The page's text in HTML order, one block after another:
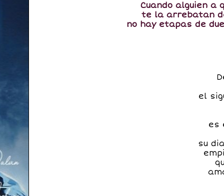
Cuando alguien a
te la arrebatan
no hay etapas de
el
es
su